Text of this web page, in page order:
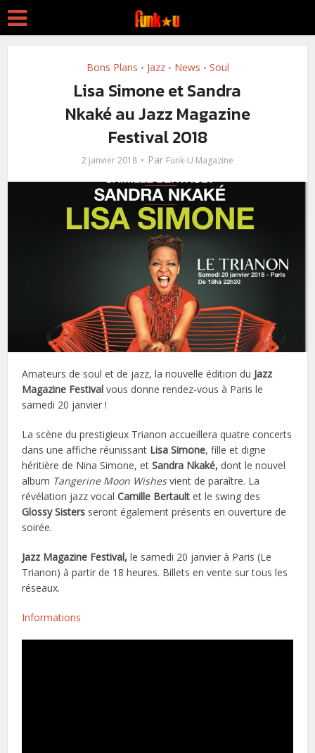
Bons Plans • Jazz • News • Soul
Lisa Simone et Sandra
Nkaké au Jazz Magazine
Festival 2018
2 janvier 2018 Par Funk-U Magazine
Amateurs de soul et de jazz, la nouvelle édition du Jazz
Magazine Festival vous donne rendez-vous à Paris le
samedi 20 janvier !
La scène du prestigieux Trianon accueillera quatre concerts
dans une affiche réunissant Lisa Simone, fille et digne
héritière de Nina Simone, etSandra Nkaké, dont le nouvel
album Tangerine Moon Wishesvient de paraître. La
révélation jazz vocalCamille Bertault et le swing des
Glossy Sisters seront également présents en ouverture de
soirée.
Jazz Magazine Festival, le samedi 20 janvier à Paris (Le
Trianon) à partir de 18 heures. Billets en vente sur tous les
réseaux.
Informations